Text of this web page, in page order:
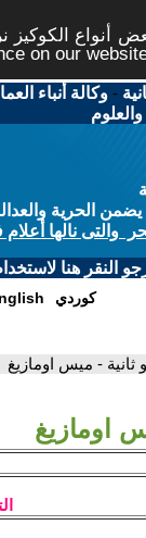
أنواع
on our
-وكالة أنباء
الحرية والعدالة
والتى نالها أعلام
النقر هنا
كوردي
ثانية - ميس اومازيغ
اومازيغ